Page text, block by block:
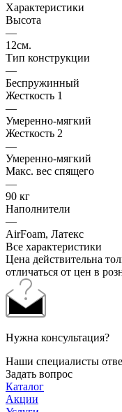
Характеристики
Высота
—
12см.
Тип конструкции
—
Беспружинный
Жесткость 1
—
Умеренно-мягкий
Жесткость 2
—
Умеренно-мягкий
Макс. вес спящего
—
90 кг
Наполнители
—
AirFoam, Латекс
Все характеристики
Цена действительна
отличаться от цен в
Нужна консультация?
Наши специалисты
Задать вопрос
Каталог
Акции